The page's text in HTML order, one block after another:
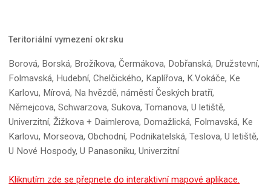
Teritoriální vymezení okrsku
Borová, Borská, Brožíkova, Čermákova, Dobřanská, Družstevní,
Folmavská, Hudební, Chelčického, Kaplířova, K.Vokáče, Ke
Karlovu, Mírová, Na hvězdě, náměstí Českých bratří,
Němejcova, Schwarzova, Sukova, Tomanova, U letiště,
Univerzitní, Žižkova + Daimlerova, Domažlická, Folmavská, Ke
Karlovu, Morseova, Obchodní, Podnikatelská, Teslova, U letiště,
U Nové Hospody, U Panasoniku, Univerzitní
Kliknutím zde se přepnete do interaktivní mapové aplikace.